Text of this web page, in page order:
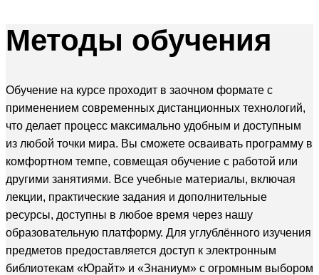
Методы обучения
Обучение на курсе проходит в заочном формате с
применением современных дистанционных технологий,
что делает процесс максимально удобным и доступным
из любой точки мира. Вы сможете осваивать программу в
комфортном темпе, совмещая обучение с работой или
другими занятиями. Все учебные материалы, включая
лекции, практические задания и дополнительные
ресурсы, доступны в любое время через нашу
образовательную платформу. Для углублённого изучения
предметов предоставляется доступ к электронным
библиотекам «Юрайт» и «Знаниум» с огромным выбором